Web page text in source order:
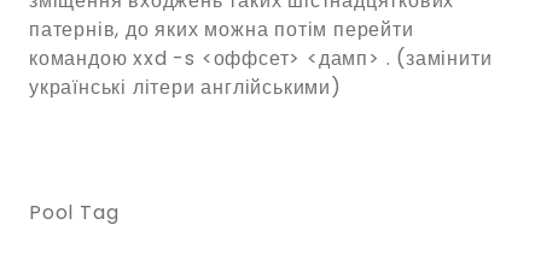
патернів, до яких можна потім перейти
командою xxd -s <оффсет> <дамп> . (замінити
українські літери англійськими)
Pool Tag